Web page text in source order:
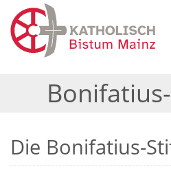
Die Bonifatius-